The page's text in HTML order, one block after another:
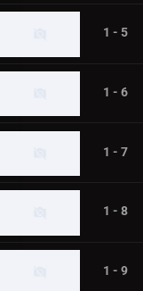
1 - 5
1 - 6
1 - 7
1 - 8
1 - 9